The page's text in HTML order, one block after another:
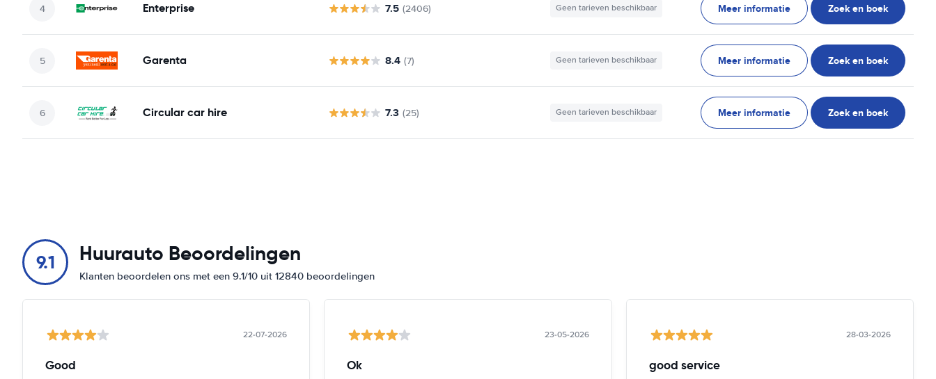
Enterprise 7.5 (2406) Geen tarieven beschikbaar Meer informatie Zoek en boek
Garenta 8.4 (7) Geen tarieven beschikbaar Meer informatie Zoek en boek
Circular car hire 7.3 (25) Geen tarieven beschikbaar Meer informatie Zoek en boek
9.1 Huurauto Beoordelingen
Klanten beoordelen ons met een 9.1/10 uit 12840 beoordelingen
22-07-2026
Good
23-05-2026
Ok
28-03-2026
good service